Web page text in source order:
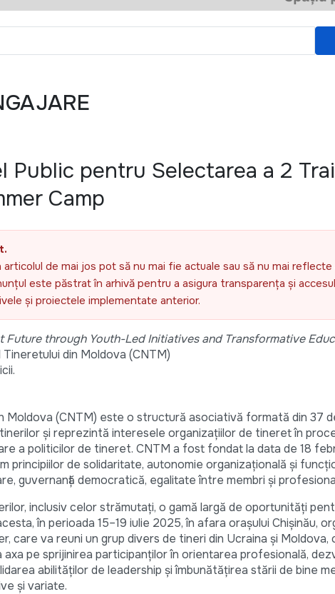
Public pentru Selectarea a 2
Camp
de mai jos pot să nu mai fie actuale sau să nu mai
este păstrat în arhivă pentru a asigura transparența și
și proiectele implementate anterior.
Future through Youth-Led Initiatives and Transformative
Tineretului din Moldova (CNTM)
Moldova (CNTM) este o structură asociativă formată din 37
și reprezintă interesele organizațiilor de tineret în
a politicilor de tineret. CNTM a fost fondat la data de 18
principiilor de solidaritate, autonomie organizațională și
guvernanță democratică, egalitate între membri și
inclusiv celor strămutați, o gamă largă de oportunități
în perioada 15–19 iulie 2025, în afara orașului Chișinău,
care va reuni un grup divers de tineri din Ucraina și Moldova,
axa pe sprijinirea participanților în orientarea profesională,
abilităților de leadership și îmbunătățirea stării de bine
și variate.